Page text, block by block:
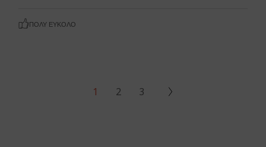
ΠΟΛΎ ΕΎΚΟΛΟ
1 2 3